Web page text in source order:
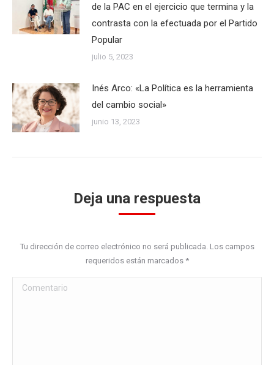
de la PAC en el ejercicio que termina y la
contrasta con la efectuada por el Partido
Popular
julio 5, 2023
Inés Arco: «La Política es la herramienta
del cambio social»
junio 13, 2023
Deja una respuesta
Tu dirección de correo electrónico no será publicada. Los campos
requeridos están marcados *
Comentario